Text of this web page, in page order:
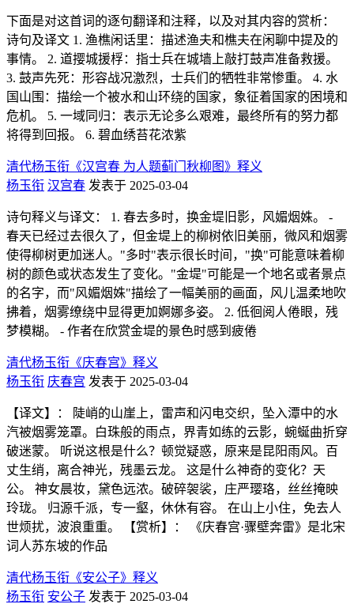
下面是对这首词的逐句翻译和注释，以及对其内容的赏析：
诗句及译文 1. 渔樵闲话里：描述渔夫和樵夫在闲聊中提及的
事情。 2. 道撄城援桴：指士兵在城墙上敲打鼓声准备救援。
3. 鼓声先死：形容战况激烈，士兵们的牺牲非常惨重。 4. 水
国山围：描绘一个被水和山环绕的国家，象征着国家的困境和
危机。 5. 一域同归：表示无论多么艰难，最终所有的努力都
将得到回报。 6. 碧血绣苔花浓紫
清代杨玉衔《汉宫春 为人题蓟门秋柳图》释义
杨玉衔 汉宫春 发表于 2025-03-04
诗句释义与译文： 1. 春去多时，换金堤旧影，风媚烟姝。 -
春天已经过去很久了，但金堤上的柳树依旧美丽，微风和烟雾
使得柳树更加迷人。"多时"表示很长时间，"换"可能意味着柳
树的颜色或状态发生了变化。"金堤"可能是一个地名或者景点
的名字，而"风媚烟姝"描绘了一幅美丽的画面，风儿温柔地吹
拂着，烟雾缭绕中显得更加婀娜多姿。 2. 低徊阅人倦眼，残
梦模糊。 - 作者在欣赏金堤的景色时感到疲倦
清代杨玉衔《庆春宫》释义
杨玉衔 庆春宫 发表于 2025-03-04
【译文】： 陡峭的山崖上，雷声和闪电交织，坠入潭中的水
汽被烟雾笼罩。白珠般的雨点，界青如练的云影，蜿蜒曲折穿
破迷蒙。 听说这根是什么？顿觉疑惑，原来是昆阳雨风。百
丈生绡，离合神光，残墨云龙。 这是什么神奇的变化？天
公。 神女晨妆，黛色远浓。破碎袈裟，庄严璎珞，丝丝掩映
玲珑。 归源千派，专一壑，休休有容。 在山上小住，免去人
世烦扰，波浪重重。 【赏析】： 《庆春宫·骤壁奔雷》是北宋
词人苏东坡的作品
清代杨玉衔《安公子》释义
杨玉衔 安公子 发表于 2025-03-04